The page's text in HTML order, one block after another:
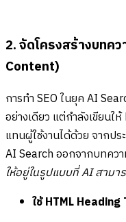
2. จัดโครงสร้างบทค
Content)
การทำ SEO ในยุค AI
อย่างเดียว แต่กำลังเขียนใ
แทนผู้ใช้งานได้ด้วย จาก
AI Search ออกจากบทคว
ให้อยู่ในรูปแบบที่ AI สามา
ใช้ HTML